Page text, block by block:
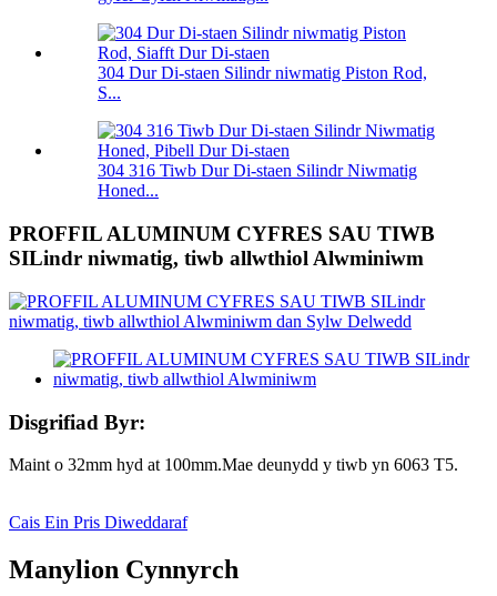
304 Dur Di-staen Silindr niwmatig Piston Rod,
S...
304 316 Tiwb Dur Di-staen Silindr Niwmatig
Honed...
PROFFIL ALUMINUM CYFRES SAU TIWB
SILindr niwmatig, tiwb allwthiol Alwminiwm
Disgrifiad Byr:
Maint o 32mm hyd at 100mm.Mae deunydd y tiwb yn 6063 T5.
Cais Ein Pris Diweddaraf
Manylion Cynnyrch